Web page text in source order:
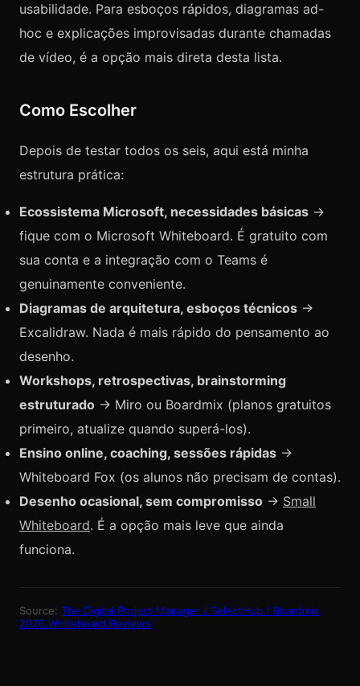
usabilidade. Para esboços rápidos, diagramas ad-
hoc e explicações improvisadas durante chamadas
de vídeo, é a opção mais direta desta lista.
Como Escolher
Depois de testar todos os seis, aqui está minha
estrutura prática:
Ecossistema Microsoft, necessidades básicas →
fique com o Microsoft Whiteboard. É gratuito com
sua conta e a integração com o Teams é
genuinamente conveniente.
Diagramas de arquitetura, esboços técnicos →
Excalidraw. Nada é mais rápido do pensamento ao
desenho.
Workshops, retrospectivas, brainstorming
estruturado → Miro ou Boardmix (planos gratuitos
primeiro, atualize quando superá-los).
Ensino online, coaching, sessões rápidas →
Whiteboard Fox (os alunos não precisam de contas).
Desenho ocasional, sem compromisso → Small
Whiteboard. É a opção mais leve que ainda
funciona.
Source: The Digital Project Manager / SelectHub / Boardmix
2026 Whiteboard Reviews